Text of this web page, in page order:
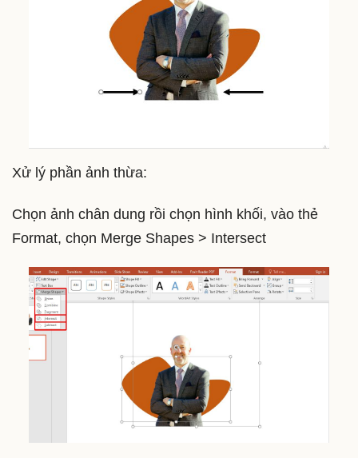
Xử lý phần ảnh thừa:
Chọn ảnh chân dung rồi chọn hình khối, vào thẻ
Format, chọn Merge Shapes > Intersect